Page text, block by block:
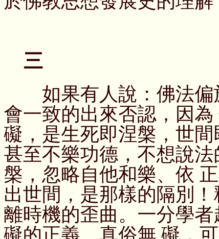
三
如果有人說：佛法偏
會一致的出來否認，因
礙，是生死即涅槃，世
甚至不樂功德，不想說
槃，忽略自他和樂、依
出世間，是那樣的隔別
離時機的歪曲。一分學
礙的正義。真俗無 礙，